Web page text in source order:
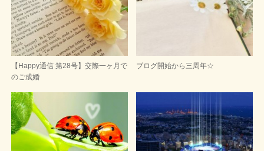
【Happy通信 第28号】交際一ヶ月で
のご成婚
ブログ開始から三周年☆